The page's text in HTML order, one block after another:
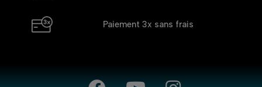
Paiement 3x sans frais